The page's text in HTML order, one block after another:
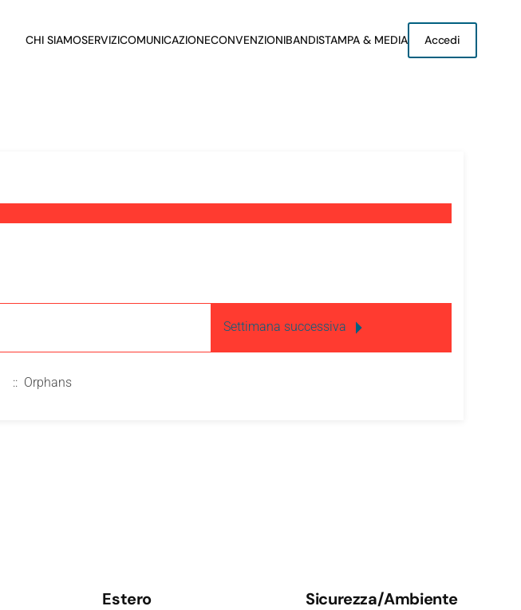
CHI SIAMOSERVIZICOMUNICAZIONECONVENZIONIBANDISTAMPA & MEDIA Accedi
Settimana successiva
:: Orphans
Estero Sicurezza/Ambiente